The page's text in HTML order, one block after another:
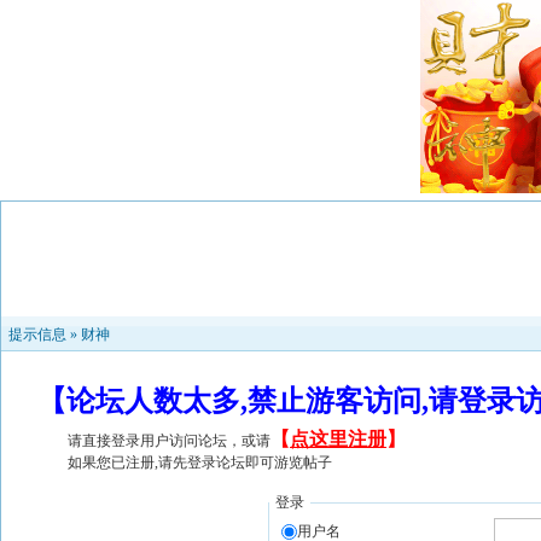
提示信息 » 财神
【论坛人数太多,禁止游客访问,请登
请直接登录用户访问论坛，或请 【 点这里注册】
如果您已注册,请先登录论坛即可游览帖子
登录
用户名